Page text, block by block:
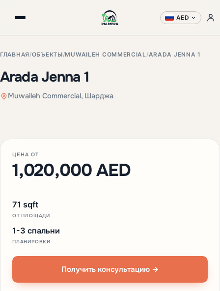
AED
ГЛАВНАЯ /ОБЪЕКТЫ/MUWAILEH COMMERCIAL/ARADA JENNA 1
Arada Jenna 1
Muwaileh Commercial, Шарджа
ЦЕНА ОТ
1,020,000 AED
71 sqft
ОТ ПЛОЩАДИ
1-3 спальни
ПЛАНИРОВКИ
Получить консультацию →